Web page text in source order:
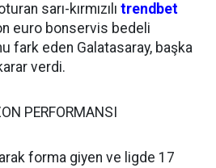
sarı-kırmızılı trendbet
euro bonservis bedeli
fark eden Galatasaray, başka
verdi.
PERFORMANSI
forma giyen ve ligde 17